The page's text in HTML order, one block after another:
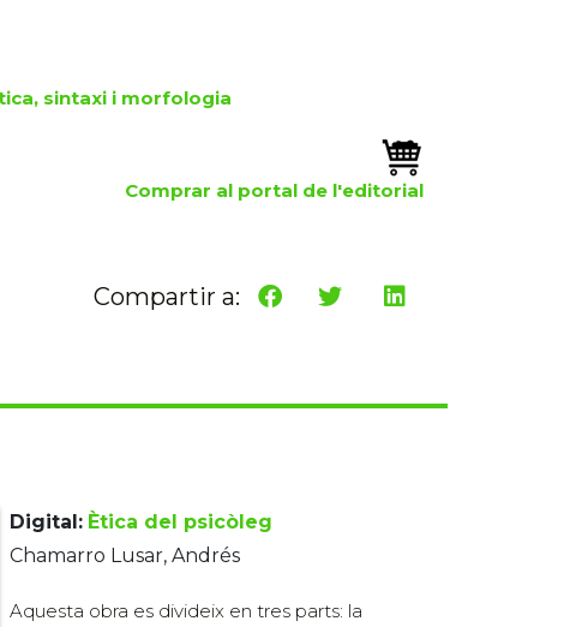
sintaxi i morfologia
Comprar al portal de l'editorial
Compartir a:
Digital: Ètica del psicòleg
Chamarro Lusar, Andrés
Aquesta obra es divideix en tres parts: la